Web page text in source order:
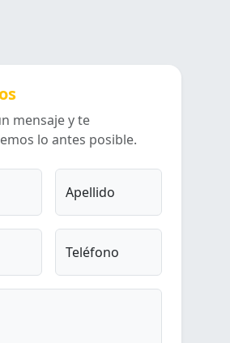
mensaje y te
lo antes posible.
Apellido
Teléfono